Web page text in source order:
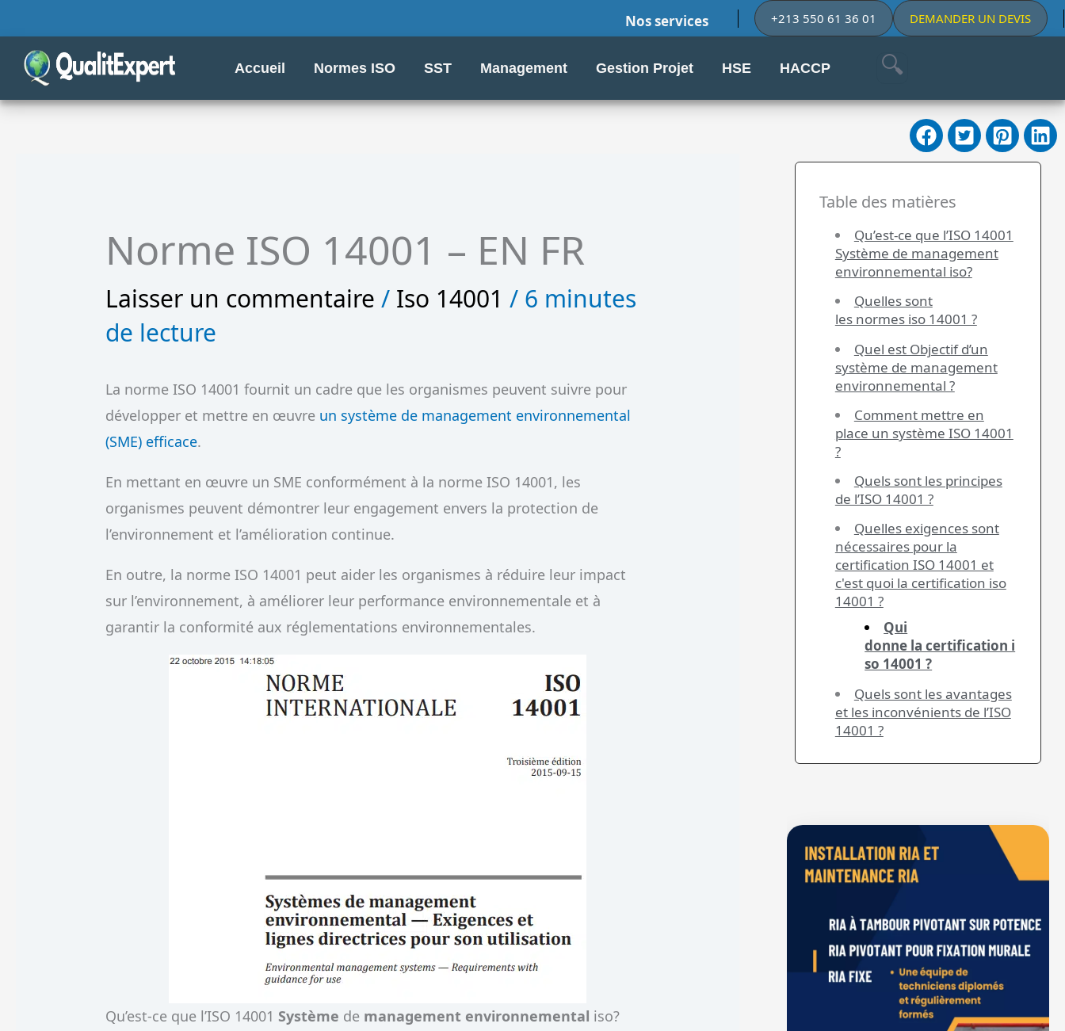
au
contenu
Nos services +213 550 61 36 01 DEMANDER UN DEVIS
Accueil Normes ISO SST Management Gestion Projet HSE HACCP
Norme ISO 14001 – EN FR
Laisser un commentaire / Iso 14001 / 6 minutes
de lecture
La norme ISO 14001 fournit un cadre que les organismes peuvent suivre pour
développer et mettre en œuvre un système de management environnemental
(SME) efficace.
En mettant en œuvre un SME conformément à la norme ISO 14001, les
organismes peuvent démontrer leur engagement envers la protection de
l’environnement et l’amélioration continue.
En outre, la norme ISO 14001 peut aider les organismes à réduire leur impact
sur l’environnement, à améliorer leur performance environnementale et à
garantir la conformité aux réglementations environnementales.
Qu’est-ce que l’ISO 14001 Système de management environnemental iso?
Table des matières
Qu’est-ce que l’ISO 14001
Système de management
environnemental iso?
Quelles sont
les normes iso 14001 ?
Quel est Objectif d’un
système de management
environnemental ?
Comment mettre en
place un système ISO 14001
?
Quels sont les principes
de l’ISO 14001 ?
Quelles exigences sont
nécessaires pour la
certification ISO 14001 et
c'est quoi la certification iso
14001 ?
Qui
donne la certification i
so 14001 ?
Quels sont les avantages
et les inconvénients de l’ISO
14001 ?